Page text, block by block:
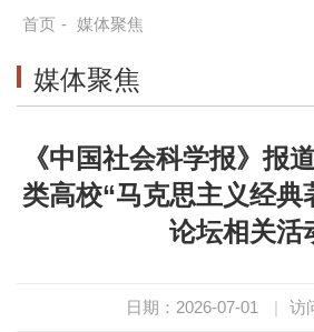
首页 - 媒体聚焦
媒体聚焦
《中国社会科学报》报
类高校“马克思主义经典
论坛相关活
日期：2026-07-01 | 访